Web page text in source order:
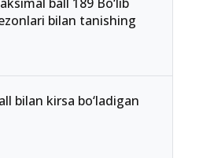
bilan tanishing
bilan kirsa bo‘ladigan